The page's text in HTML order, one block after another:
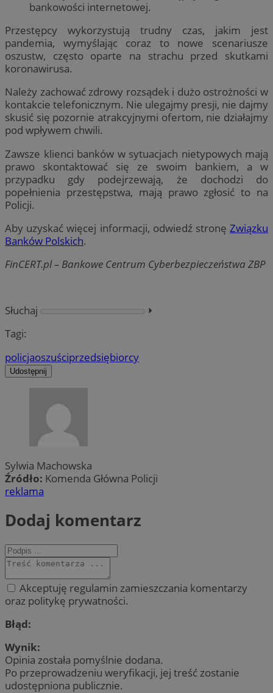
bankowości internetowej.
Przestępcy wykorzystują trudny czas, jakim jest
pandemia, wymyślając coraz to nowe scenariusze
oszustw, często oparte na strachu przed skutkami
koronawirusa.
Należy zachować zdrowy rozsądek i dużo ostrożności w
kontakcie telefonicznym. Nie ulegajmy presji, nie dajmy
skusić się pozornie atrakcyjnymi ofertom, nie działajmy
pod wpływem chwili.
Zawsze klienci banków w sytuacjach nietypowych mają
prawo skontaktować się ze swoim bankiem, a w
przypadku gdy podejrzewają, że dochodzi do
popełnienia przestępstwa, mają prawo zgłosić to na
Policji.
Aby uzyskać więcej informacji, odwiedź stronę Związku
Banków Polskich.
FinCERT.pl – Bankowe Centrum Cyberbezpieczeństwa ZBP
Słuchaj
⏵︎
Tagi:
policjaoszuściprzedsiębiorcy
Udostępnij
Sylwia Machowska
Źródło: Komenda Główna Policji
reklama
Dodaj komentarz
Akceptuję regulamin zamieszczania komentarzy
oraz politykę prywatności.
Błąd:
Wynik:
Opinia została pomyślnie dodana.
Po przeprowadzeniu weryfikacji, jej treść zostanie
udostępniona publicznie.